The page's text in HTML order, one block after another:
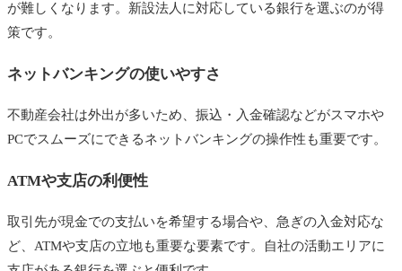
が難しくなります。新設法人に対応している銀行を選ぶのが得
策です。
ネットバンキングの使いやすさ
不動産会社は外出が多いため、振込・入金確認などがスマホや
PCでスムーズにできるネットバンキングの操作性も重要です。
ATMや支店の利便性
取引先が現金での支払いを希望する場合や、急ぎの入金対応な
ど、ATMや支店の立地も重要な要素です。自社の活動エリアに